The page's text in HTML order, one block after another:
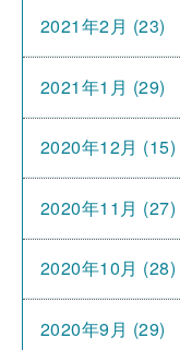
2021年2月 (23)
2021年1月 (29)
2020年12月 (15)
2020年11月 (27)
2020年10月 (28)
2020年9月 (29)